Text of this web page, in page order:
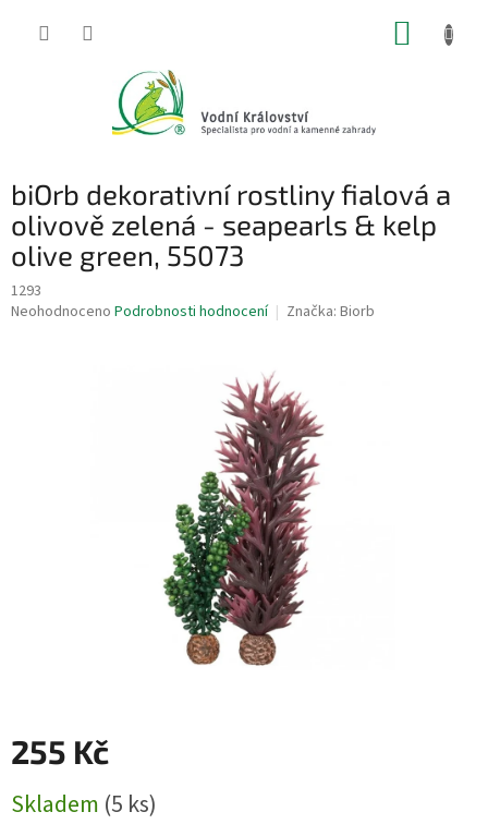
biOrb dekorativní rostliny fialová a
olivově zelená - seapearls & kelp
olive green, 55073
1293
Průměrné
Neohodnoceno Podrobnosti hodnocení Značka: Biorb
255 Kč
cena:
Skladem (5 ks)